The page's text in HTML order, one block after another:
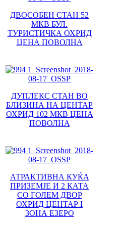
ДВОСОБЕН СТАН 52
МКВ БУЛ.
ТУРИСТИЧКА ОХРИД
ЦЕНА ПОВОЛНА
ДУПЛЕКС СТАН ВО
БЛИЗИНА НА ЦЕНТАР
ОХРИД 102 МКВ ЦЕНА
ПОВОЛНА
АТРАКТИВНА КУЌА
ПРИЗЕМЈЕ И 2 КАТА
СО ГОЛЕМ ДВОР
ОХРИД ЦЕНТАР I
ЗОНА ЕЗЕРО